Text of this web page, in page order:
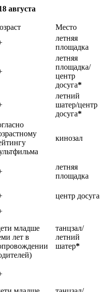
августа
Место
летняя
площадка
летняя
площадка/
центр
досуга*
летний
шатер/центр
досуга*
кинозал
летняя
площадка
центр досуга
младше
лет в
танцзал/
летний
шатер*